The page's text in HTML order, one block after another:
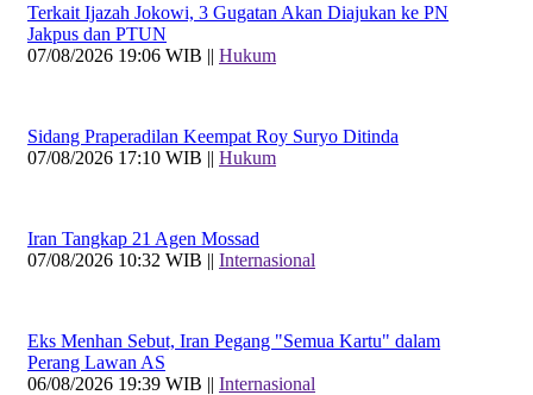
Terkait Ijazah Jokowi, 3 Gugatan Akan Diajukan ke PN
Jakpus dan PTUN
07/08/2026 19:06 WIB || Hukum
Sidang Praperadilan Keempat Roy Suryo Ditinda
07/08/2026 17:10 WIB || Hukum
Iran Tangkap 21 Agen Mossad
07/08/2026 10:32 WIB || Internasional
Eks Menhan Sebut, Iran Pegang "Semua Kartu" dalam
Perang Lawan AS
06/08/2026 19:39 WIB || Internasional